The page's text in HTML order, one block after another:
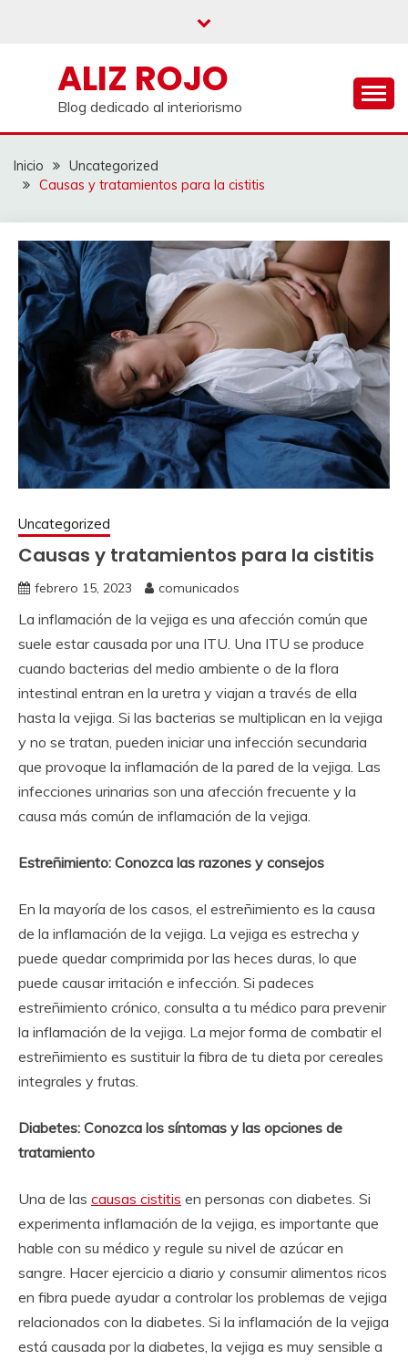
ALIZ ROJO
Blog dedicado al interiorismo
Inicio
Uncategorized
Causas y tratamientos para la cistitis
Uncategorized
Causas y tratamientos para la cistitis
febrero 15, 2023 comunicados
La inflamación de la vejiga es una afección común que
suele estar causada por una ITU. Una ITU se produce
cuando bacterias del medio ambiente o de la flora
intestinal entran en la uretra y viajan a través de ella
hasta la vejiga. Si las bacterias se multiplican en la vejiga
y no se tratan, pueden iniciar una infección secundaria
que provoque la inflamación de la pared de la vejiga. Las
infecciones urinarias son una afección frecuente y la
causa más común de inflamación de la vejiga.
Estreñimiento: Conozca las razones y consejos
En la mayoría de los casos, el estreñimiento es la causa
de la inflamación de la vejiga. La vejiga es estrecha y
puede quedar comprimida por las heces duras, lo que
puede causar irritación e infección. Si padeces
estreñimiento crónico, consulta a tu médico para prevenir
la inflamación de la vejiga. La mejor forma de combatir el
estreñimiento es sustituir la fibra de tu dieta por cereales
integrales y frutas.
Diabetes: Conozca los síntomas y las opciones de
tratamiento
Una de las causas cistitis en personas con diabetes. Si
experimenta inflamación de la vejiga, es importante que
hable con su médico y regule su nivel de azúcar en
sangre. Hacer ejercicio a diario y consumir alimentos ricos
en fibra puede ayudar a controlar los problemas de vejiga
relacionados con la diabetes. Si la inflamación de la vejiga
está causada por la diabetes, la vejiga es muy sensible a